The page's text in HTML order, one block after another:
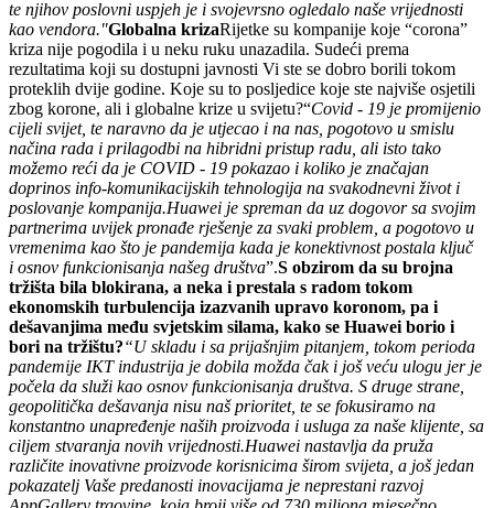
te njihov poslovni uspjeh je i svojevrsno ogledalo naše vrijednosti
kao vendora."Globalna krizaRijetke su kompanije koje “corona”
kriza nije pogodila i u neku ruku unazadila. Sudeći prema
rezultatima koji su dostupni javnosti Vi ste se dobro borili tokom
proteklih dvije godine. Koje su to posljedice koje ste najviše osjetili
zbog korone, ali i globalne krize u svijetu?“Covid - 19 je promijenio
cijeli svijet, te naravno da je utjecao i na nas, pogotovo u smislu
načina rada i prilagodbi na hibridni pristup radu, ali isto tako
možemo reći da je COVID - 19 pokazao i koliko je značajan
doprinos info-komunikacijskih tehnologija na svakodnevni život i
poslovanje kompanija.Huawei je spreman da uz dogovor sa svojim
partnerima uvijek pronađe rješenje za svaki problem, a pogotovo u
vremenima kao što je pandemija kada je konektivnost postala ključ
i osnov funkcionisanja našeg društva”.S obzirom da su brojna
tržišta bila blokirana, a neka i prestala s radom tokom
ekonomskih turbulencija izazvanih upravo koronom, pa i
dešavanjima među svjetskim silama, kako se Huawei borio i
bori na tržištu?“U skladu i sa prijašnjim pitanjem, tokom perioda
pandemije IKT industrija je dobila možda čak i još veću ulogu jer je
počela da služi kao osnov funkcionisanja društva. S druge strane,
geopolitička dešavanja nisu naš prioritet, te se fokusiramo na
konstantno unapređenje naših proizvoda i usluga za naše klijente, sa
ciljem stvaranja novih vrijednosti.Huawei nastavlja da pruža
različite inovativne proizvode korisnicima širom svijeta, a još jedan
pokazatelj Vaše predanosti inovacijama je neprestani razvoj